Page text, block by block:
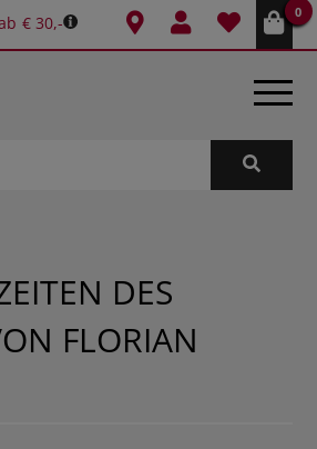
€ 30,-
0
MEHR
DES
FLORIAN